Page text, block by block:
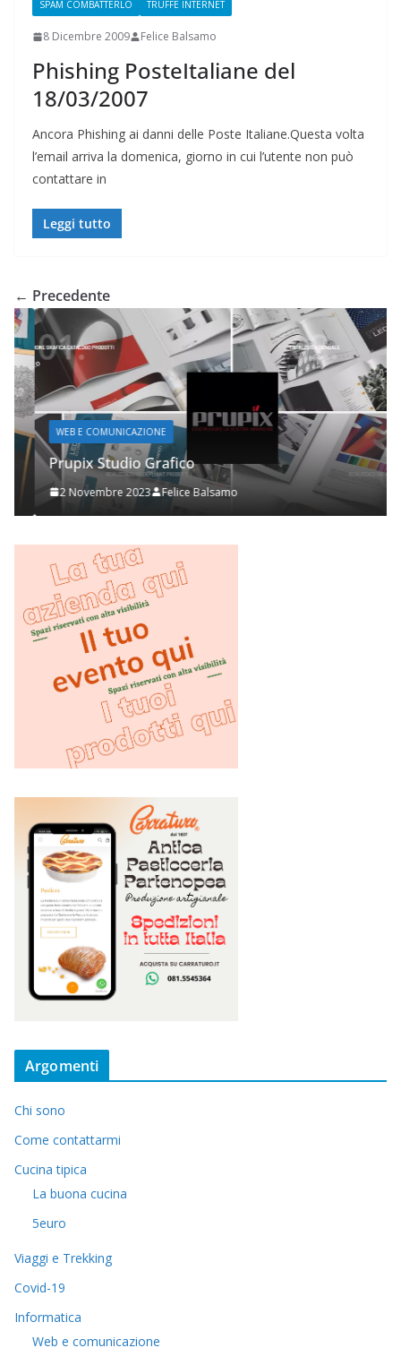
SPAM COMBATTERLO TRUFFE INTERNET
8 Dicembre 2009 Felice Balsamo
Phishing PosteItaliane del
18/03/2007
Ancora Phishing ai danni delle Poste Italiane.Questa volta
l’email arriva la domenica, giorno in cui l’utente non può
contattare in
Leggi tutto
← Precedente
WEB E COMUNICAZIONE
Prupix Studio Grafico
2 Novembre 2023 Felice Balsamo
Argomenti
Chi sono
Come contattarmi
Cucina tipica
La buona cucina
5euro
Viaggi e Trekking
Covid-19
Informatica
Web e comunicazione